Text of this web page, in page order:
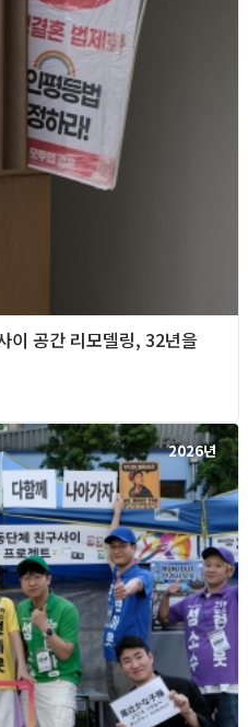
공간 리모델링, 32년을
2026년